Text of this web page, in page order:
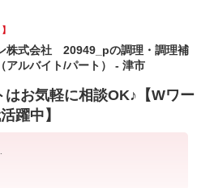
株式会社 20949_pの調理・調理補
アルバイト/パート） - 津市
はお気軽に相談OK♪【Wワー
躍中】
、残業代を1分単位で別途支給し